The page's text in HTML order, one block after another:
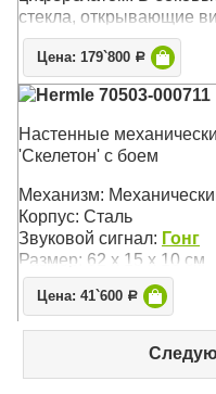
стекла, открывающие
механизму. Такое
может быть
просторном холле
Механизм: Механический
Звуковой сигнал: Бим-
Размер: 66 х 34 х 16,5 см
Цена: 179`800 Р
Hermle 70503-000711
Настенные
'Скелетон' с боем
Механизм:
Корпус: Сталь
Звуковой сигнал: Гонг
Размер: 62 х 15 х 10 см
Цена: 41`600 Р